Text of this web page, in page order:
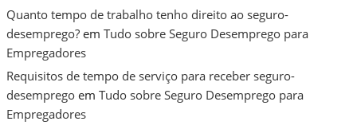
Quanto tempo de trabalho tenho direito ao seguro-
desemprego? em Tudo sobre Seguro Desemprego para
Empregadores
Requisitos de tempo de serviço para receber seguro-
desemprego em Tudo sobre Seguro Desemprego para
Empregadores